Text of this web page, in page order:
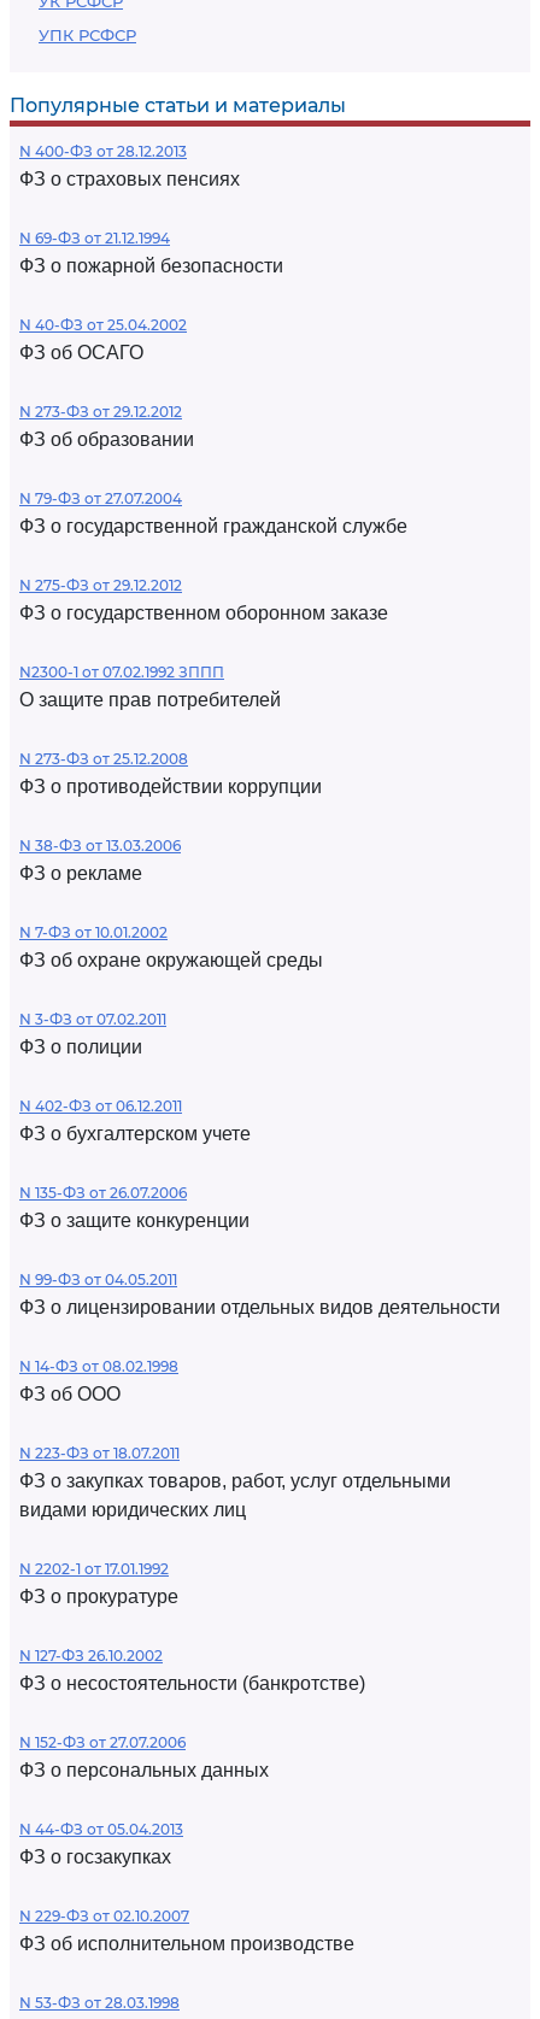
УПК РСФСР
Популярные статьи и материалы
N 400-ФЗ от 28.12.2013
ФЗ о страховых пенсиях
N 69-ФЗ от 21.12.1994
ФЗ о пожарной безопасности
N 40-ФЗ от 25.04.2002
ФЗ об ОСАГО
N 273-ФЗ от 29.12.2012
ФЗ об образовании
N 79-ФЗ от 27.07.2004
ФЗ о государственной гражданской службе
N 275-ФЗ от 29.12.2012
ФЗ о государственном оборонном заказе
N2300-1 от 07.02.1992 ЗППП
О защите прав потребителей
N 273-ФЗ от 25.12.2008
ФЗ о противодействии коррупции
N 38-ФЗ от 13.03.2006
ФЗ о рекламе
N 7-ФЗ от 10.01.2002
ФЗ об охране окружающей среды
N 3-ФЗ от 07.02.2011
ФЗ о полиции
N 402-ФЗ от 06.12.2011
ФЗ о бухгалтерском учете
N 135-ФЗ от 26.07.2006
ФЗ о защите конкуренции
N 99-ФЗ от 04.05.2011
ФЗ о лицензировании отдельных видов деятельности
N 14-ФЗ от 08.02.1998
ФЗ об ООО
N 223-ФЗ от 18.07.2011
ФЗ о закупках товаров, работ, услуг отдельными
видами юридических лиц
N 2202-1 от 17.01.1992
ФЗ о прокуратуре
N 127-ФЗ 26.10.2002
ФЗ о несостоятельности (банкротстве)
N 152-ФЗ от 27.07.2006
ФЗ о персональных данных
N 44-ФЗ от 05.04.2013
ФЗ о госзакупках
N 229-ФЗ от 02.10.2007
ФЗ об исполнительном производстве
N 53-ФЗ от 28.03.1998